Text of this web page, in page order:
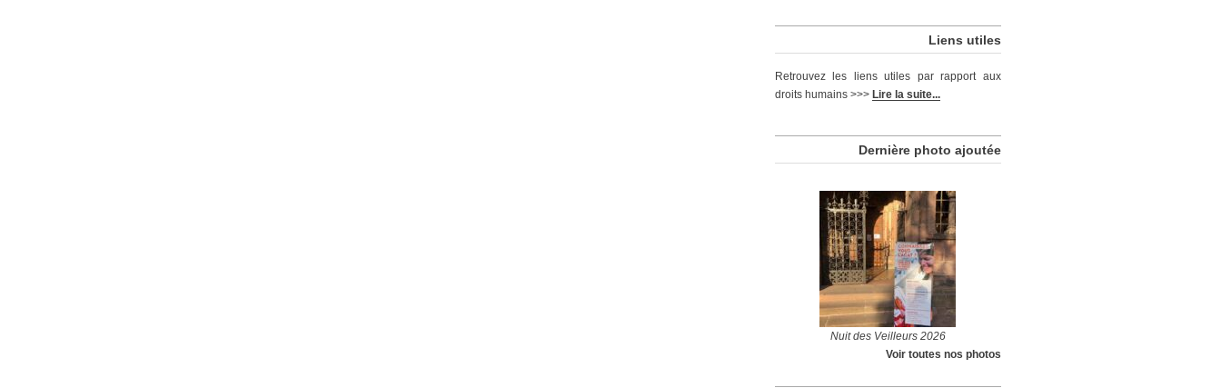
Liens utiles
Retrouvez les liens utiles par rapport aux
droits humains >>> Lire la suite...
Dernière photo ajoutée
Nuit des Veilleurs 2026
Voir toutes nos photos